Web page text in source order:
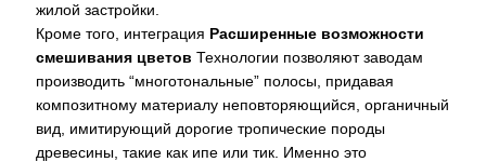
жилой застройки.
Кроме того, интеграция Расширенные возможности
смешивания цветов Технологии позволяют заводам
производить “многотональные” полосы, придавая
композитному материалу неповторяющийся, органичный
вид, имитирующий дорогие тропические породы
древесины, такие как ипе или тик. Именно это